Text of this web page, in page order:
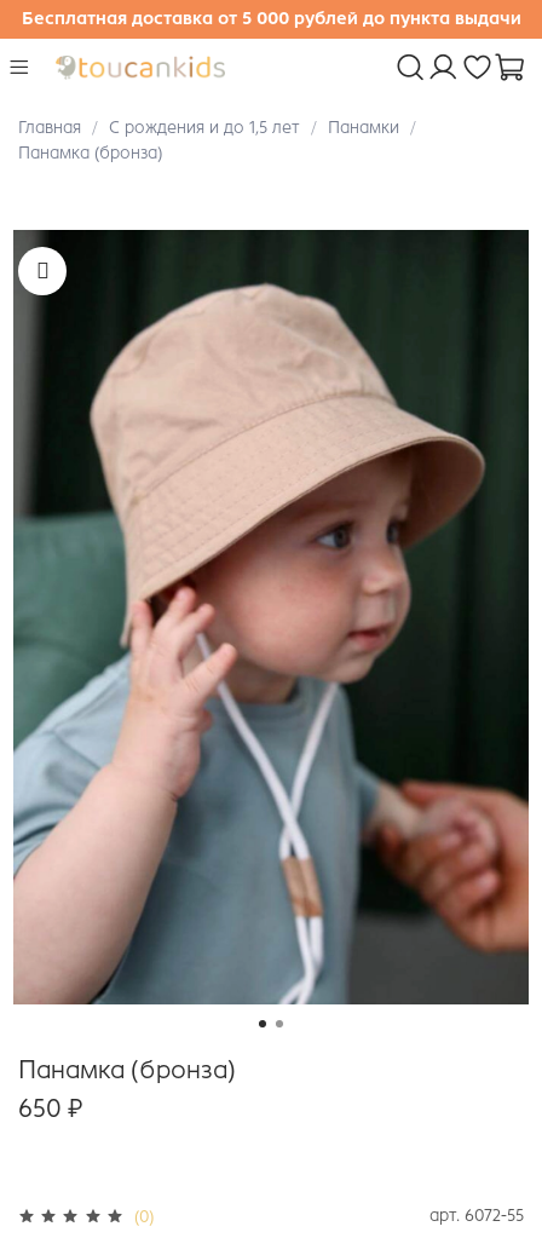
Бесплатная доставка от 5 000 рублей до пункта выдачи
Главная С рождения и до 1,5 лет
Панамки
Панамка (бронза)
(0) арт. 6072-55
Панамка (бронза)
650 ₽